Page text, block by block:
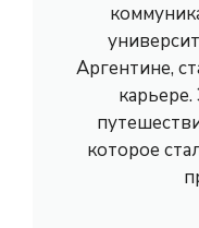
Аргентине,
которое